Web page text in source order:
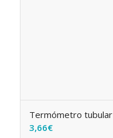
Termómetro tubular
3,66€